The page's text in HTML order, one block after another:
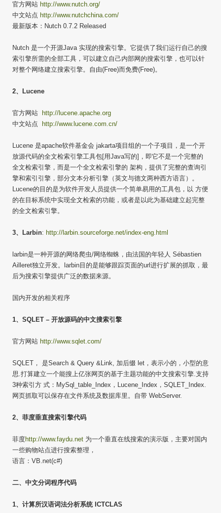
官方网站 http://www.nutch.org/
中文站点 http://www.nutchchina.com/
最新版本：Nutch 0.7.2 Released
Nutch 是一个开源Java 实现的搜索引擎。它提供了我们运行自己的搜
索引擎所需的全部工具，可以建立自己内部网的搜索引擎，也可以针
对整个网络建立搜索引擎。自由(Free)而免费(Free)。
2、Lucene
官方网站
http://lucene.apache.org
中文站点
http://www.lucene.com.cn/
Lucene 是apache软件基金会 jakarta项目组的一个子项目，是一个开
放源代码的全文检索引擎工具包[用Java写的]，即它不是一个完整的
全文检索引擎，而是一个全文检索引擎的 架构，提供了完整的查询引
擎和索引引擎，部分文本分析引擎（英文与德文两种西方语言）。
Lucene的目的是为软件开发人员提供一个简单易用的工具包，以 方便
的在目标系统中实现全文检索的功能，或者是以此为基础建立起完整
的全文检索引擎。
3、Larbin: http://larbin.sourceforge.net/index-eng.html
larbin是一种开源的网络爬虫/网络蜘蛛，由法国的年轻人 Sébastien
Ailleret独立开发。larbin目的是能够跟踪页面的url进行扩展的抓取，最
后为搜索引擎提供广泛的数据来源。
国内开发的相关程序
1、SQLET – 开放源码的中文搜索引擎
官方网站 http://www.sqlet.com/
SQLET， 是Search & Query &Link, 加后缀 let，表示小的，小型的意
思.打算建立一个能搜上亿张网页的基于主题功能的中文搜索引擎.支持
3种索引方 式：MySql_table_Index，Lucene_Index，SQLET_Index.
网页抓取可以保存在文件系统及数据库里。自带 WebServer.
2、菲度垂直搜索引擎代码
菲度http://www.faydu.net 为一个垂直在线搜索的演示版，主要对国内
一些购物站点进行搜索整理，
语言：VB.net(c#)
二、中文分词程序代码
1、计算所汉语词法分析系统 ICTCLAS